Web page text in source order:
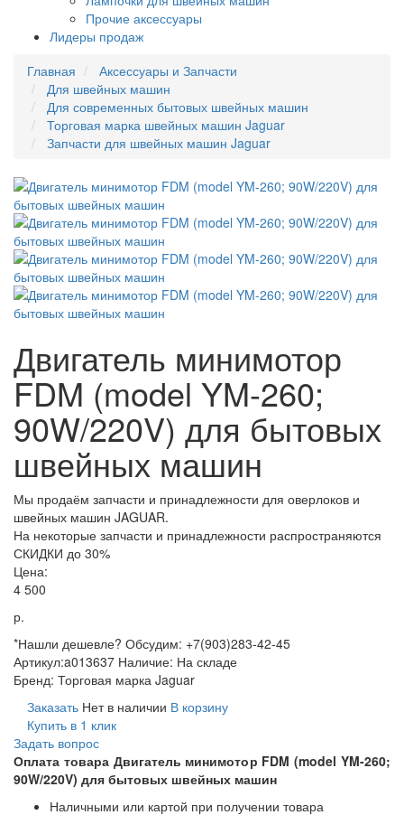
Прочие аксессуары
Лидеры продаж
Главная
Аксессуары и Запчасти
Для швейных машин
Для современных бытовых швейных машин
Торговая марка швейных машин Jaguar
Запчасти для швейных машин Jaguar
Двигатель минимотор
FDM (model YM-260;
90W/220V) для бытовых
швейных машин
Мы продаём запчасти и принадлежности для оверлоков и
швейных машин JAGUAR.
На некоторые запчасти и принадлежности распространяются
СКИДКИ до 30%
Цена:
4 500
р.
*Нашли дешевле? Обсудим: +7(903)283-42-45
Артикул:a013637 Наличие: На складе
Бренд: Торговая марка Jaguar
Заказать Нет в наличии В корзину
Купить в 1 клик
Задать вопрос
Оплата товара Двигатель минимотор FDM (model YM-260;
90W/220V) для бытовых швейных машин
Наличными или картой при получении товара